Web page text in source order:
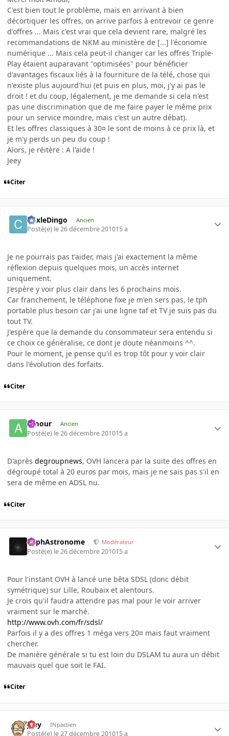
C'est bien tout le problème, mais en arrivant à bien
décortiquer les offres, on arrive parfois à entrevoir ce genre
d'offres ... Mais c'est vrai que cela devient rare, malgré les
recommandations de NKM au ministère de [...] l'économie
numérique ... Mais cela peut-il changer car les offres Triple-
Play étaient auparavant "optimisées" pour bénéficier
d'avantages fiscaux liés à la fourniture de la télé, chose qui
n'existe plus aujourd'hui (et puis en plus, moi, j'y ai pas le
droit ! et du coup, légalement, je me demande si cela n'est
pas une discrimination que de me faire payer le même prix
pour un service moindre, mais c'est un autre débat).
Et les offres classiques à 30¤ le sont de moins à ce prix là, et
je m'y perds un peu du coup !
Alors, je réitère : A l'aide !
Jeey
Citer
CoxleDingo Ancien
Posté(e) le 26 décembre 201015 a
Je ne pourrais pas t'aider, mais j'ai exactement la même
réflexion depuis quelques mois, un accès internet
uniquement.
J'espère y voir plus clair dans les 6 prochains mois.
Car franchement, le téléphone fixe je m'en sers pas, le tph
portable plus besoin car j'ai une ligne taf et TV je suis pas du
tout TV.
J'espére que la demande du consommateur sera entendu si
ce choix ce généralise, ce dont je doute néanmoins ^^.
Pour le moment, je pense qu'il es trop tôt pour y voir clair
dans l'évolution des forfaits.
Citer
Amour Ancien
Posté(e) le 26 décembre 201015 a
D'après degroupnews, OVH lancera par la suite des offres en
dégroupé total à 20 euros par mois, mais je ne sais pas s'il en
sera de même en ADSL nu.
Citer
RaphAstronome Modérateur
Posté(e) le 26 décembre 201015 a
Pour l'instant OVH à lancé une bêta SDSL (donc débit
symétrique) sur Lille, Roubaix et alentours.
Je crois qu'il faudra attendre pas mal pour le voir arriver
vraiment sur le marché.
http://www.ovh.com/fr/sdsl/
Parfois il y a des offres 1 méga vers 20¤ mais faut vraiment
chercher.
De manière générale si tu est loin du DSLAM tu aura un débit
mauvais quel que soit le FAI.
Citer
jeey INpactien
Posté(e) le 27 décembre 201015 a